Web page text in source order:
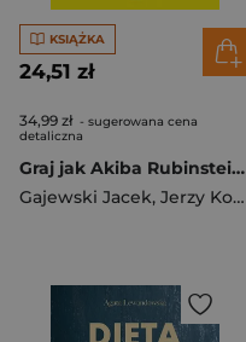
KSIĄŻKA
24,51 zł
34,99 zł - sugerowana cena
detaliczna
Graj jak Akiba Rubinstein wyd. 2025
Gajewski Jacek, Jerzy Konikowski